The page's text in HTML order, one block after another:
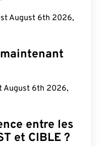
August 6th 2026,
August 6th 2026,
entre les
et CIBLE ?